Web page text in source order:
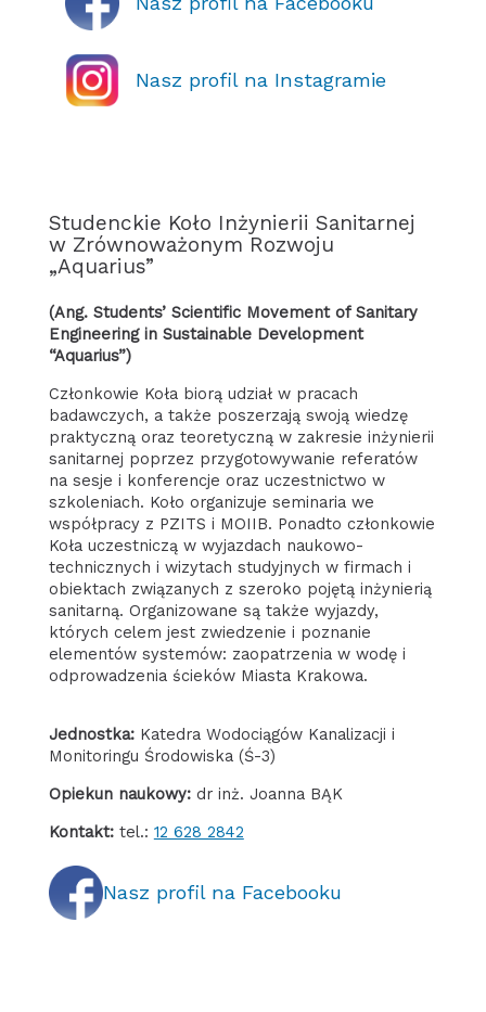
Nasz profil na Instagramie
Studenckie Koło Inżynierii Sanitarnej
w Zrównoważonym Rozwoju
„Aquarius”
(ang. Students’ Scientific Movement of Sanitary
Engineering in Sustainable Development
“Aquarius”)
Członkowie Koła biorą udział w pracach
badawczych, a także poszerzają swoją wiedzę
praktyczną oraz teoretyczną w zakresie inżynierii
sanitarnej poprzez przygotowywanie referatów
na sesje i konferencje oraz uczestnictwo w
szkoleniach. Koło organizuje seminaria we
współpracy z PZITS i MOIIB. Ponadto członkowie
Koła uczestniczą w wyjazdach naukowo-
technicznych i wizytach studyjnych w firmach i
obiektach związanych z szeroko pojętą inżynierią
sanitarną. Organizowane są także wyjazdy,
których celem jest zwiedzenie i poznanie
elementów systemów: zaopatrzenia w wodę i
odprowadzenia ścieków Miasta Krakowa.
Jednostka:Katedra Wodociągów Kanalizacji i
Monitoringu Środowiska (Ś-3)
Opiekun naukowy: dr inż. Joanna BĄK
Kontakt: tel.: 12 628 2842
Nasz profil na Facebooku